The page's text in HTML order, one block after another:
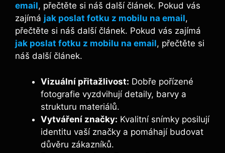
email, přečtěte si náš další článek. Pokud vás
zajímá jak poslat fotku z mobilu na email,
přečtěte si náš další článek. Pokud vás zajímá
jak poslat fotku z mobilu na email, přečtěte si
náš další článek.
Vizuální přitažlivost: Dobře pořízené
fotografie vyzdvihují detaily, barvy a
strukturu materiálů.
Vytváření značky: Kvalitní snímky posilují
identitu vaší značky a pomáhají budovat
důvěru zákazníků.